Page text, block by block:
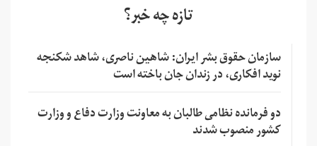
تازه چه خبر؟
سازمان حقوق بشر ایران: شاهین ناصری، شاهد شکنجه
نوید افکاری، در زندان جان باخته است
دو فرمانده نظامی طالبان به معاونت وزارت دفاع و وزارت
کشور منصوب شدند